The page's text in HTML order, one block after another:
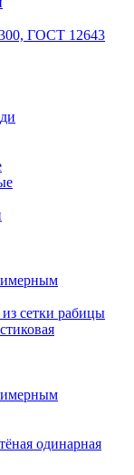
ГОСТ 12643
сетки рабицы
одинарная